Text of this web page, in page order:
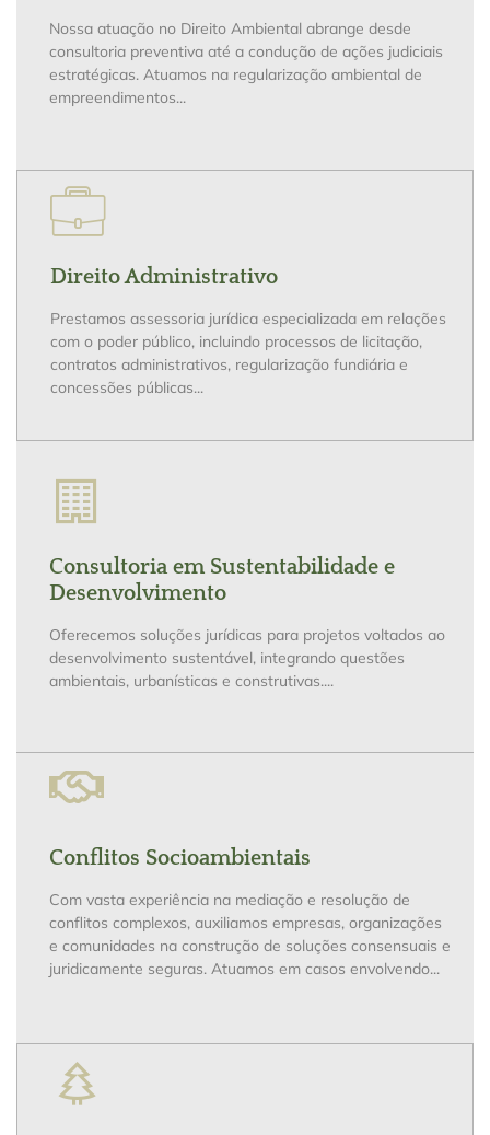
Direito Administrativo
Prestamos assessoria jurídica especializada em relações
com o poder público, incluindo processos de licitação,
contratos administrativos, regularização fundiária e
concessões públicas...
Nossa atuação no Direito Ambiental abrange desde
consultoria preventiva até a condução de ações judiciais
estratégicas. Atuamos na regularização ambiental de
empreendimentos...
Conflitos Socioambientais
Com vasta experiência na mediação e resolução de
conflitos complexos, auxiliamos empresas, organizações
e comunidades na construção de soluções consensuais e
juridicamente seguras. Atuamos em casos envolvendo...
Consultoria em Sustentabilidade e
Desenvolvimento
Oferecemos soluções jurídicas para projetos voltados ao
desenvolvimento sustentável, integrando questões
ambientais, urbanísticas e construtivas....